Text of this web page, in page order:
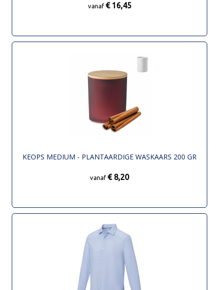
vanaf € 16,45
KEOPS MEDIUM - PLANTAARDIGE WASKAARS 200 GR
vanaf € 8,20